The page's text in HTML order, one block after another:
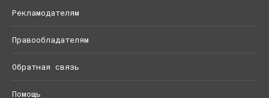
Рекламодателям
Правообладателям
Обратная связь
Помощь